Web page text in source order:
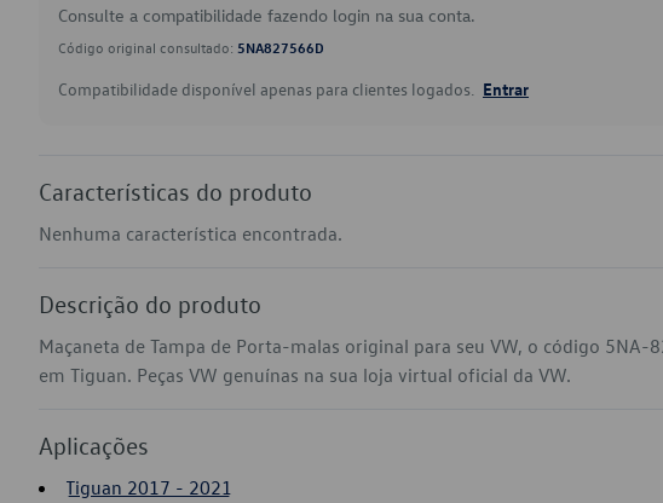
Consulte a compatibilidade fazendo login na sua conta.
Código original consultado: 5NA827566D
Compatibilidade disponível apenas para clientes logados. Entrar
Características do produto
Nenhuma característica encontrada.
Descrição do produto
Maçaneta de Tampa de Porta-malas original para seu VW, o código 5NA-
em Tiguan. Peças VW genuínas na sua loja virtual oficial da VW.
Aplicações
Tiguan 2017 - 2021